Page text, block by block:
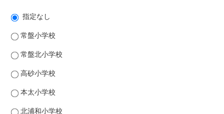
指定なし
常盤小学校
常盤北小学校
高砂小学校
本太小学校
北浦和小学校